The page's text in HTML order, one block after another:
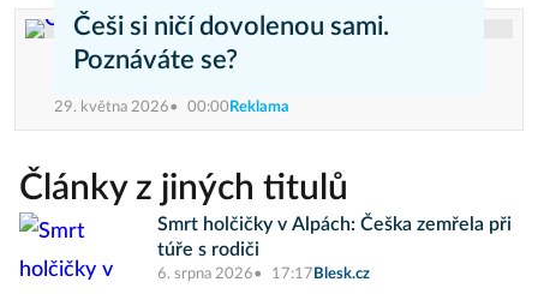
Češi si ničí dovolenou sami.
Poznáváte se?
29. května 2026 00:00 Reklama
Články z jiných titulů
Smrt holčičky v Alpách: Češka zemřela při
túře s rodiči
6. srpna 2026 17:17 Blesk.cz